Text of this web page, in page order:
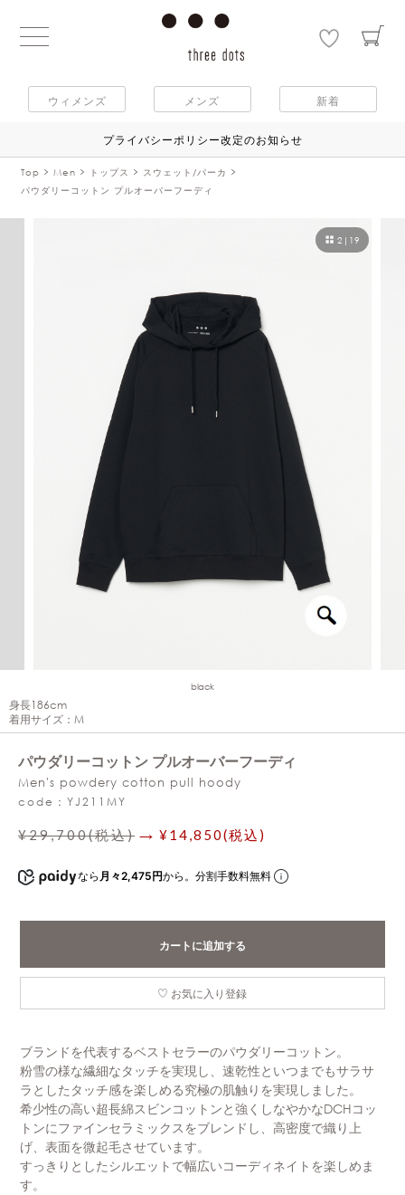
ウィメンズ メンズ 新着
プライバシーポリシー改定のお知らせ
Top Men トップス
スウェット/パーカ
パウダリーコットン プルオーバーフーディ
2 | 19
black
身長186cm
着用サイズ：M
パウダリーコットン プルオーバーフーディ
Men's powdery cotton pull hoody
code：YJ211MY
¥29,700(税込) → ¥14,850(税込)
なら 月々2,475円から。分割手数料無料
カートに追加する
お気に入り登録
ブランドを代表するベストセラーのパウダリーコットン。
粉雪の様な繊細なタッチを実現し、速乾性といつまでもサラサ
ラとしたタッチ感を楽しめる究極の肌触りを実現しました。
希少性の高い超長綿スビンコットンと強くしなやかなDCHコッ
トンにファインセラミックスをブレンドし、高密度で織り上
げ、表面を微起毛させています。
すっきりとしたシルエットで幅広いコーディネイトを楽しめま
す。